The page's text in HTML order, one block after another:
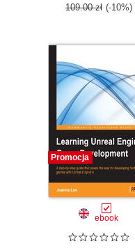
game
109.00 zł (-10%)
Promocja
ebook